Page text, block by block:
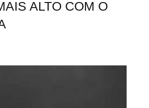
ALTO COM O